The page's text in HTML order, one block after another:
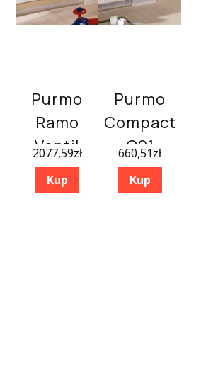
Purmo
Ramo
Ventil
Compact
Rcv21
2077,59zł
Kup
Purmo
Compact
C21
550×1400
660,51zł
Kup